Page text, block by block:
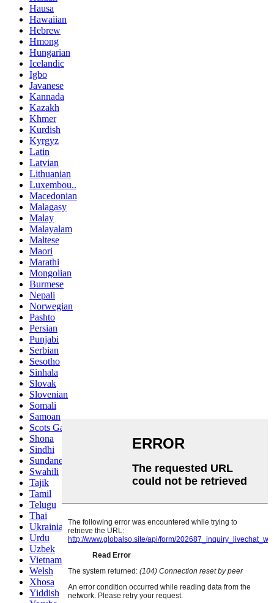
Hausa
Hawaiian
Hebrew
Hmong
Hungarian
Icelandic
Igbo
Javanese
Kannada
Kazakh
Khmer
Kurdish
Kyrgyz
Latin
Latvian
Lithuanian
Luxembou..
Macedonian
Malagasy
Malay
Malayalam
Maltese
Maori
Marathi
Mongolian
Burmese
Nepali
Norwegian
Pashto
Persian
Punjabi
Serbian
Sesotho
Sinhala
Slovak
Slovenian
Somali
Samoan
Scots Gaelic
Shona
Sindhi
Sundanese
Swahili
Tajik
Tamil
Telugu
Thai
Ukrainian
Urdu
Uzbek
Vietnamese
Welsh
Xhosa
Yiddish